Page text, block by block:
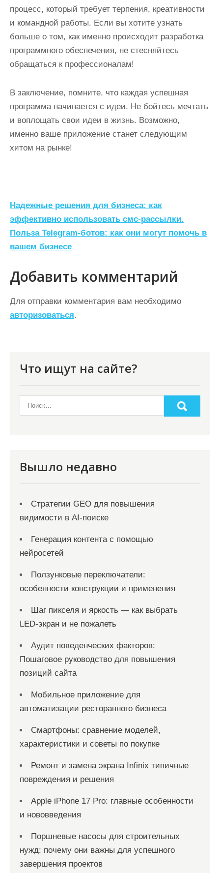
процесс, который требует терпения, креативности
и командной работы. Если вы хотите узнать
больше о том, как именно происходит разработка
программного обеспечения, не стесняйтесь
обращаться к профессионалам!
В заключение, помните, что каждая успешная
программа начинается с идеи. Не бойтесь мечтать
и воплощать свои идеи в жизнь. Возможно,
именно ваше приложение станет следующим
хитом на рынке!
Н
а
в
и
г
а
ц
и
м
Надежные решения для бизнеса: как
эффективно использовать смс-рассылки.
Польза Telegram-ботов: как они могут помочь в
вашем бизнесе
Добавить комментарий
Для отправки комментария вам необходимо
авторизоваться.
Что ищут на сайте?
Вышло недавно
Стратегии GEO для повышения
видимости в AI-поиске
Генерация контента с помощью
нейросетей
Ползунковые переключатели:
особенности конструкции и применения
Шаг пикселя и яркость — как выбрать
LED-экран и не пожалеть
Аудит поведенческих факторов:
Пошаговое руководство для повышения
позиций сайта
Мобильное приложение для
автоматизации ресторанного бизнеса
Смартфоны: сравнение моделей,
характеристики и советы по покупке
Ремонт и замена экрана Infinix типичные
повреждения и решения
Apple iPhone 17 Pro: главные особенности
и нововведения
Поршневые насосы для строительных
нужд: почему они важны для успешного
завершения проектов